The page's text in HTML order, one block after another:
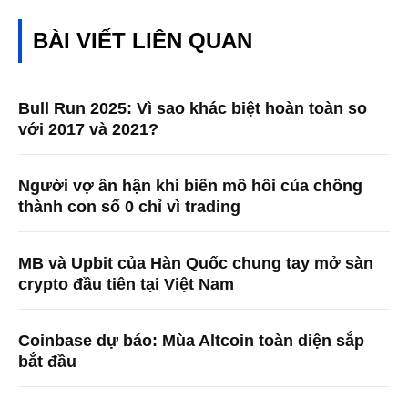
BÀI VIẾT LIÊN QUAN
Bull Run 2025: Vì sao khác biệt hoàn toàn so
với 2017 và 2021?
Người vợ ân hận khi biến mồ hôi của chồng
thành con số 0 chỉ vì trading
MB và Upbit của Hàn Quốc chung tay mở sàn
crypto đầu tiên tại Việt Nam
Coinbase dự báo: Mùa Altcoin toàn diện sắp
bắt đầu